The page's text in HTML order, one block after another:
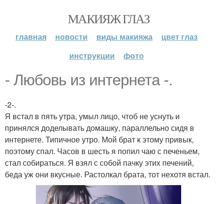
МАКИЯЖ ГЛАЗ
главная новости виды макияжа
цвет глаз
инструкции
фото
- Любовь из интернета -.
-2-.
Я встал в пять утра, умыл лицо, чтоб не уснуть и
принялся доделывать домашку, параллельно сидя в
интернете. Типичное утро. Мой брат к этому привык,
поэтому спал. Часов в шесть я попил чаю с печеньем,
стал собираться. Я взял с собой пачку этих печений,
беда уж они вкусные. Растолкал брата, тот нехотя встал.